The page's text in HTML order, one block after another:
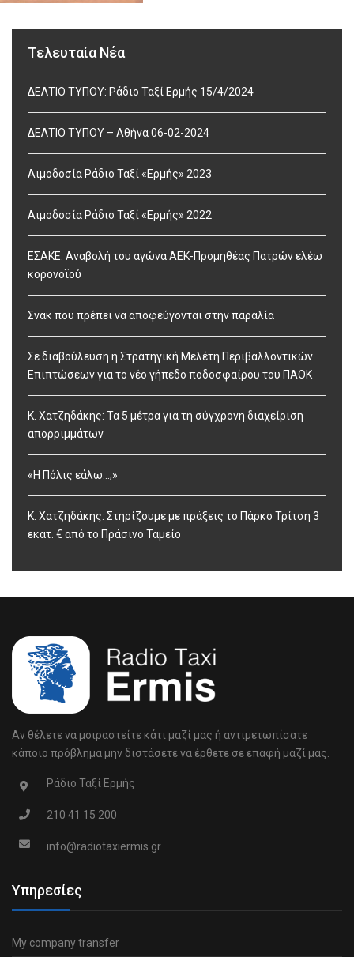
Τελευταία Νέα
ΔΕΛΤΙΟ ΤΥΠΟΥ: Ράδιο Ταξί Ερμής 15/4/2024
ΔΕΛΤΙΟ ΤΥΠΟΥ – Αθήνα 06-02-2024
Αιμοδοσία Ράδιο Ταξί «Ερμής» 2023
Αιμοδοσία Ράδιο Ταξί «Ερμής» 2022
ΕΣΑΚΕ: Αναβολή του αγώνα ΑΕΚ-Προμηθέας Πατρών ελέω
κορονοϊού
Σνακ που πρέπει να αποφεύγονται στην παραλία
Σε διαβούλευση η Στρατηγική Μελέτη Περιβαλλοντικών
Επιπτώσεων για το νέο γήπεδο ποδοσφαίρου του ΠΑΟΚ
Κ. Χατζηδάκης: Τα 5 μέτρα για τη σύγχρονη διαχείριση
απορριμμάτων
«Η Πόλις εάλω…;»
Κ. Χατζηδάκης: Στηρίζουμε με πράξεις το Πάρκο Τρίτση 3
εκατ. € από το Πράσινο Ταμείο
Αν θέλετε να μοιραστείτε κάτι μαζί μας ή αντιμετωπίσατε
κάποιο πρόβλημα μην διστάσετε να έρθετε σε επαφή μαζί μας.
Ράδιο Ταξί Ερμής
210 41 15 200
info@radiotaxiermis.gr
Υπηρεσίες
My company transfer